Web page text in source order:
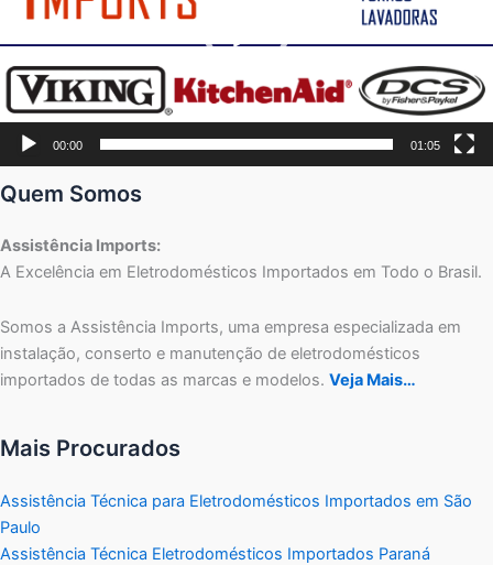
00:00 01:05
Quem Somos
Assistência Imports:
A Excelência em Eletrodomésticos Importados em Todo o Brasil.
Somos a Assistência Imports, uma empresa especializada em
instalação, conserto e manutenção de eletrodomésticos
importados de todas as marcas e modelos. Veja Mais…
Mais Procurados
Assistência Técnica para Eletrodomésticos Importados em São
Paulo
Assistência Técnica Eletrodomésticos Importados Paraná